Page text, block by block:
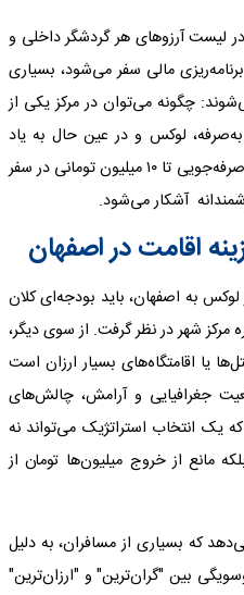
لیست آرزوهای هر گردشگر داخلی و
مالی سفر می‌شود، بسیاری
چگونه می‌توان در مرکز یکی از
به‌صرفه، لوکس و در عین حال به یاد
ماندنی داشت؟ پاسخ این سؤال، کلید صرفه‌جویی تا ۱۰ میلیون تومانی در سفر
آشکار می‌شود.
اقامت در اصفهان
به اصفهان، باید بودجه‌ای کلان
مرکز شهر در نظر گرفت. از سوی دیگر،
یا اقامتگاه‌های بسیار ارزان است
جغرافیایی و آرامش، چالش‌های
انتخاب استراتژیک می‌تواند نه
مانع از خروج میلیون‌ها تومان از
که بسیاری از مسافران، به دلیل
بین "گران‌ترین" و "ارزان‌ترین"